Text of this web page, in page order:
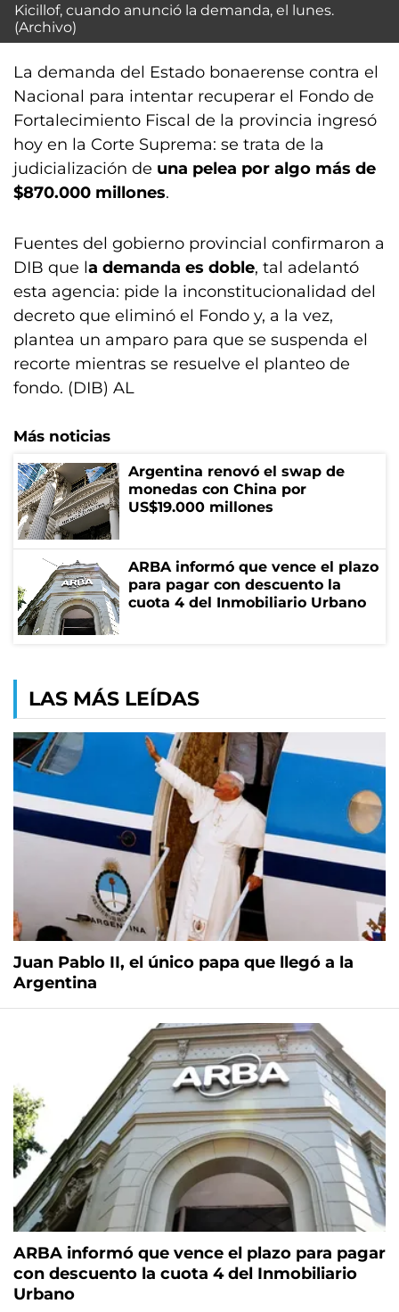
Kicillof, cuando anunció la demanda, el lunes.
(Archivo)
La demanda del Estado bonaerense contra el
Nacional para intentar recuperar el Fondo de
Fortalecimiento Fiscal de la provincia ingresó
hoy en la Corte Suprema: se trata de la
judicialización de una pelea por algo más de
$870.000 millones.
Fuentes del gobierno provincial confirmaron a
DIB que la demanda es doble, tal adelantó
esta agencia: pide la inconstitucionalidad del
decreto que eliminó el Fondo y, a la vez,
plantea un amparo para que se suspenda el
recorte mientras se resuelve el planteo de
fondo. (DIB) AL
Más noticias
Argentina renovó el swap de
monedas con China por
US$19.000 millones
ARBA informó que vence el plazo
para pagar con descuento la
cuota 4 del Inmobiliario Urbano
LAS MÁS LEÍDAS
Juan Pablo II, el único papa que llegó a la
Argentina
ARBA informó que vence el plazo para pagar
con descuento la cuota 4 del Inmobiliario
Urbano